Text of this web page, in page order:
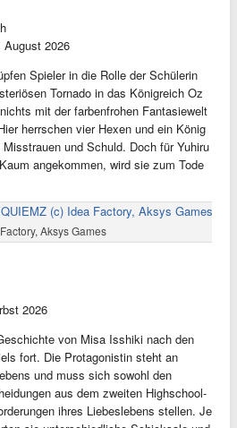
August 2026
Spieler in die Rolle der Schülerin
Tornado in das Königreich Oz
mit der farbenfrohen Fantasiewelt
herrschen vier Hexen und ein König
und Schuld. Doch für Yuhiru
angekommen, wird sie zum Tode
Aksys Games
2026
von Misa Isshiki nach den
fort. Die Protagonistin steht an
und muss sich sowohl den
aus dem zweiten Highschool-
ihres Liebeslebens stellen. Je